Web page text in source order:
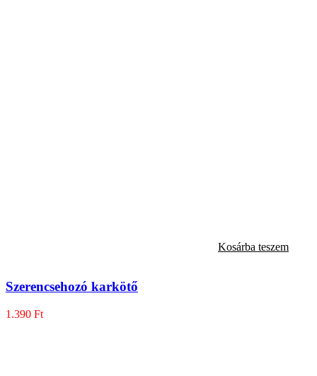
Kosárba teszem
Szerencsehozó karkötő
1.390 Ft